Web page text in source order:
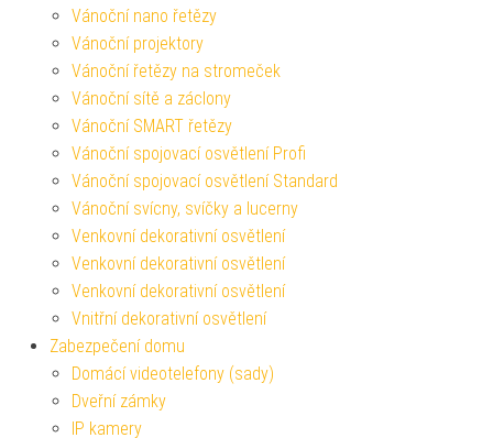
Vánoční nano řetězy
Vánoční projektory
Vánoční řetězy na stromeček
Vánoční sítě a záclony
Vánoční SMART řetězy
Vánoční spojovací osvětlení Profi
Vánoční spojovací osvětlení Standard
Vánoční svícny, svíčky a lucerny
Venkovní dekorativní osvětlení
Venkovní dekorativní osvětlení
Venkovní dekorativní osvětlení
Vnitřní dekorativní osvětlení
Zabezpečení domu
Domácí videotelefony (sady)
Dveřní zámky
IP kamery